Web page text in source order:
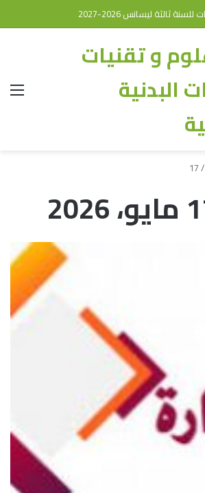
ثالثة ليسانس 2026-2027
و تقنيات
البدنية
/
17